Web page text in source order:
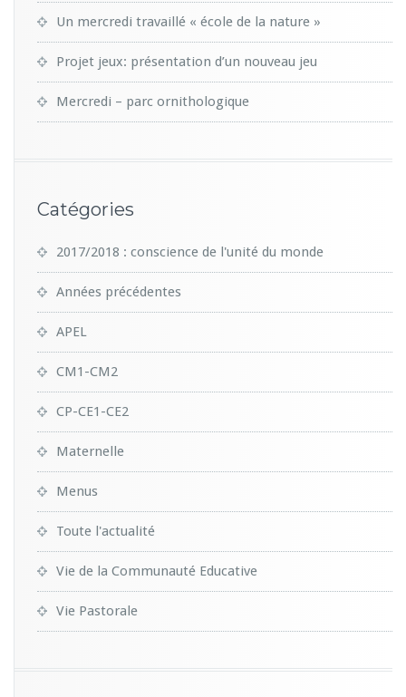
Un mercredi travaillé « école de la nature »
Projet jeux: présentation d’un nouveau jeu
Mercredi – parc ornithologique
Catégories
2017/2018 : conscience de l'unité du monde
Années précédentes
APEL
CM1-CM2
CP-CE1-CE2
Maternelle
Menus
Toute l'actualité
Vie de la Communauté Educative
Vie Pastorale